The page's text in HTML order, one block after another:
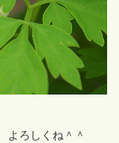
よろしくね＾＾